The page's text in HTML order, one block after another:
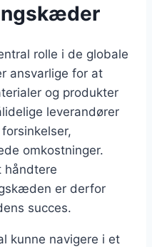
rolle i de globale
ansvarlige for at
og produkter
leverandører
omkostninger.
håndtere
er derfor
succes.
kunne navigere i et